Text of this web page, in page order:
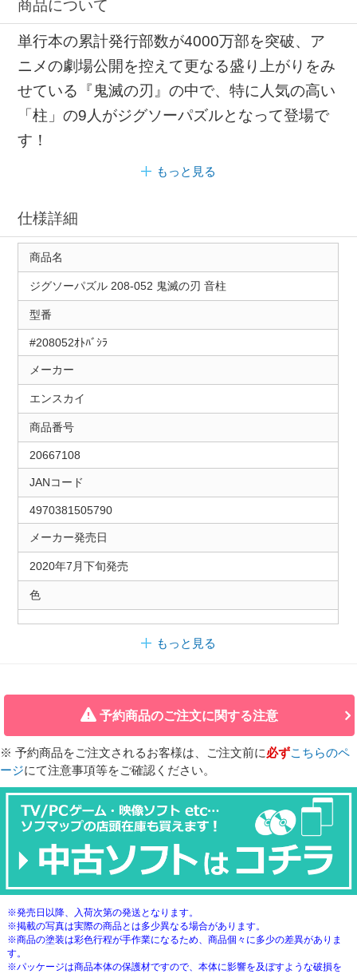
商品について
単行本の累計発行部数が4000万部を突破、ア
ニメの劇場公開を控えて更なる盛り上がりをみ
せている『鬼滅の刃』の中で、特に人気の高い
「柱」の9人がジグソーパズルとなって登場で
す！
もっと見る
仕様詳細
商品名
ジグソーパズル 208-052 鬼滅の刃 音柱
型番
#208052ｵﾄﾊﾞｼﾗ
メーカー
エンスカイ
商品番号
20667108
JANコード
4970381505790
メーカー発売日
2020年7月下旬発売
色
もっと見る
予約商品のご注文に関する注意
※ 予約商品をご注文されるお客様は、ご注文前に必ずこちらのペ
ージにて注意事項等をご確認ください。
※発売日以降、入荷次第の発送となります。
※掲載の写真は実際の商品とは多少異なる場合があります。
※商品の塗装は彩色行程が手作業になるため、商品個々に多少の差異がありま
す。
※パッケージは商品本体の保護材ですので、本体に影響を及ぼすような破損を